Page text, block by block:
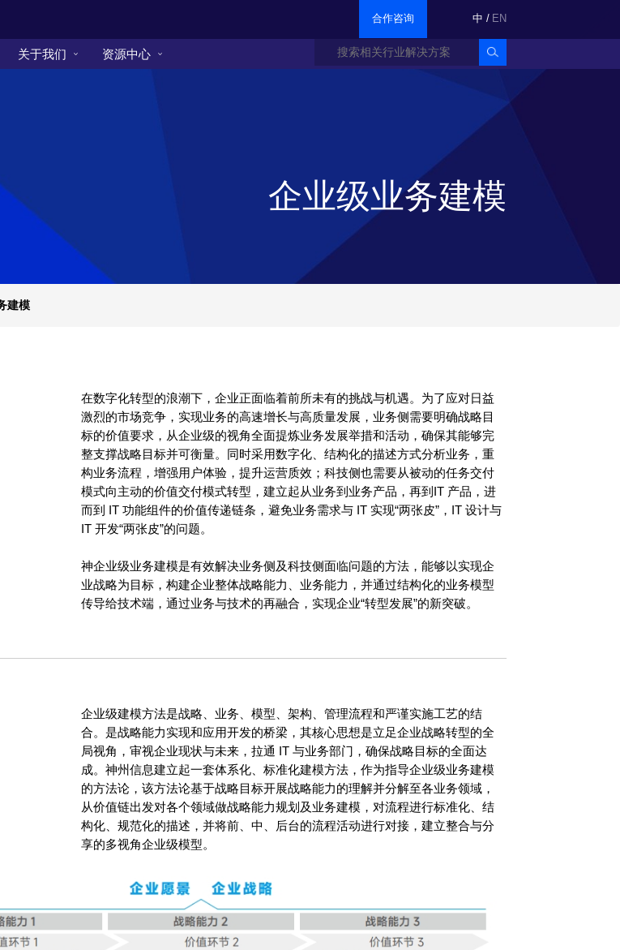
合作咨询 中 / EN
关于我们 资源中心
企业级业务建模
建模
在数字化转型的浪潮下，企业正面临着前所未有的挑战与机遇。为了应对日益
激烈的市场竞争，实现业务的高速增长与高质量发展，业务侧需要明确战略目
标的价值要求，从企业级的视角全面提炼业务发展举措和活动，确保其能够完
整支撑战略目标并可衡量。同时采用数字化、结构化的描述方式分析业务，重
构业务流程，增强用户体验，提升运营质效；科技侧也需要从被动的任务交付
模式向主动的价值交付模式转型，建立起从业务到业务产品，再到IT 产品，进
而到 IT 功能组件的价值传递链条，避免业务需求与 IT 实现“两张皮”，IT 设计与
IT 开发“两张皮”的问题。
神企业级业务建模是有效解决业务侧及科技侧面临问题的方法，能够以实现企
业战略为目标，构建企业整体战略能力、业务能力，并通过结构化的业务模型
传导给技术端，通过业务与技术的再融合，实现企业“转型发展”的新突破。
企业级建模方法是战略、业务、模型、架构、管理流程和严谨实施工艺的结
合。是战略能力实现和应用开发的桥梁，其核心思想是立足企业战略转型的全
局视角，审视企业现状与未来，拉通 IT 与业务部门，确保战略目标的全面达
成。神州信息建立起一套体系化、标准化建模方法，作为指导企业级业务建模
的方法论，该方法论基于战略目标开展战略能力的理解并分解至各业务领域，
从价值链出发对各个领域做战略能力规划及业务建模，对流程进行标准化、结
构化、规范化的描述，并将前、中、后台的流程活动进行对接，建立整合与分
享的多视角企业级模型。